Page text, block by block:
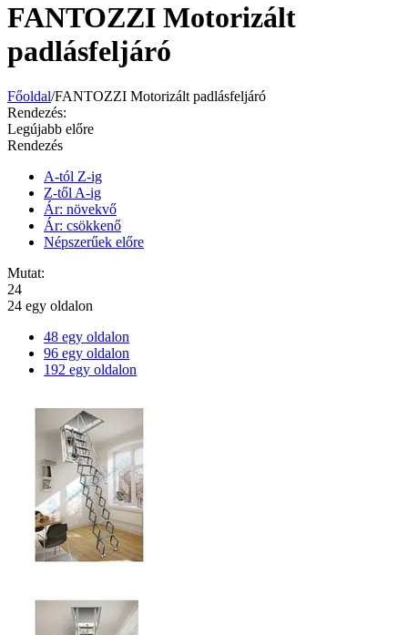
FANTOZZI Motorizált
padlásfeljáró
Főoldal/FANTOZZI Motorizált padlásfeljáró
Rendezés:
Legújabb előre
Rendezés
A-tól Z-ig
Z-től A-ig
Ár: növekvő
Ár: csökkenő
Népszerűek előre
Mutat:
24
24 egy oldalon
48 egy oldalon
96 egy oldalon
192 egy oldalon